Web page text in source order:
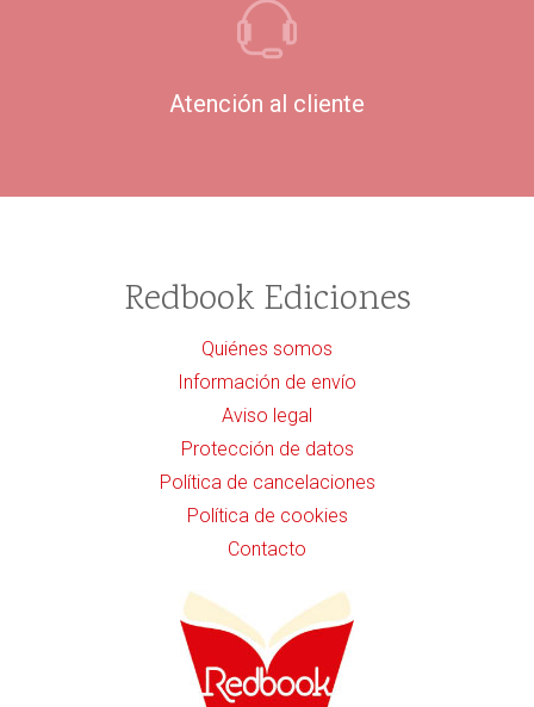
Atención al cliente
Redbook Ediciones
Quiénes somos
Información de envío
Aviso legal
Protección de datos
Política de cancelaciones
Política de cookies
Contacto